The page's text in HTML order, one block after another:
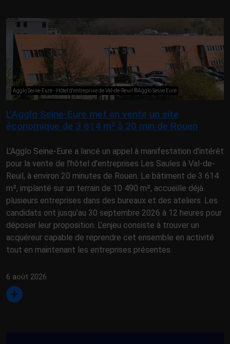
Agglo Seine-Eure - Hôtel d'entreprise de Val-de-Reuil ©Agglo Seine Eure
L’Agglo Seine-Eure met en vente un site
économique de 3 614 m² à 20 min de Rouen
L’Agglo Seine-Eure a lancé un appel à manifestation d’intérêt
pour la vente de l’hôtel d’entreprises Les Saules à Val-de-
Reuil, à environ 20 minutes de Rouen. Le bâtiment de 3 614
m², implanté sur un terrain de 10 490 m², accueille déjà
plusieurs entreprises dans des bureaux et des ateliers. Les
candidats ont jusqu’au 30 septembre 2026 à 12 heures pour
déposer leur proposition. L’enjeu consiste à trouver un
acquéreur capable de reprendre cet ensemble en activité
tout en maintenant les entreprises présentes.
6 août 2026